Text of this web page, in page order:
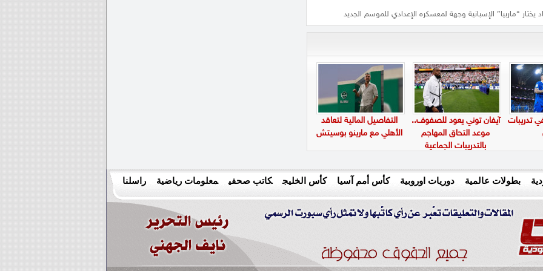
يختار “ماربيا” الإسبانية وجهة لمعسكره الإعدادي للموسم الجديد
تدريبات
آيفان توني يعود للصفوف..
موعد التحاق المهاجم
بالتدريبات الجماعية
التفاصيل المالية لتعاقد
الأهلي مع مارينو بوسيتش
بطولات عالمية دوريات اوروبية كأس أمم آسيا كأس الخليج كاتب صحفي معلومات رياضية راسلنا